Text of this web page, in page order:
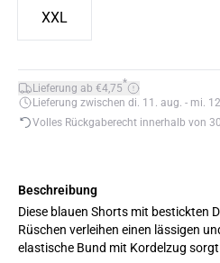
XXL
Lieferung ab €4,75*
Lieferung zwischen di. 11. aug. - mi.
Volles Rückgaberecht innerhalb von
Beschreibung
Diese blauen Shorts mit bestickten
Rüschen verleihen einen lässigen
elastische Bund mit Kordelzug